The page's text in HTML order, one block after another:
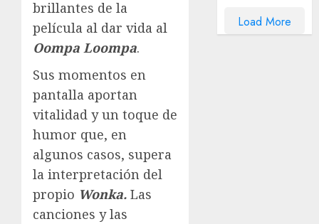
brillantes de la
película al dar vida al
Oompa Loompa.
Sus momentos en
pantalla aportan
vitalidad y un toque de
humor que, en
algunos casos, supera
la interpretación del
propio Wonka. Las
canciones y las
Load More